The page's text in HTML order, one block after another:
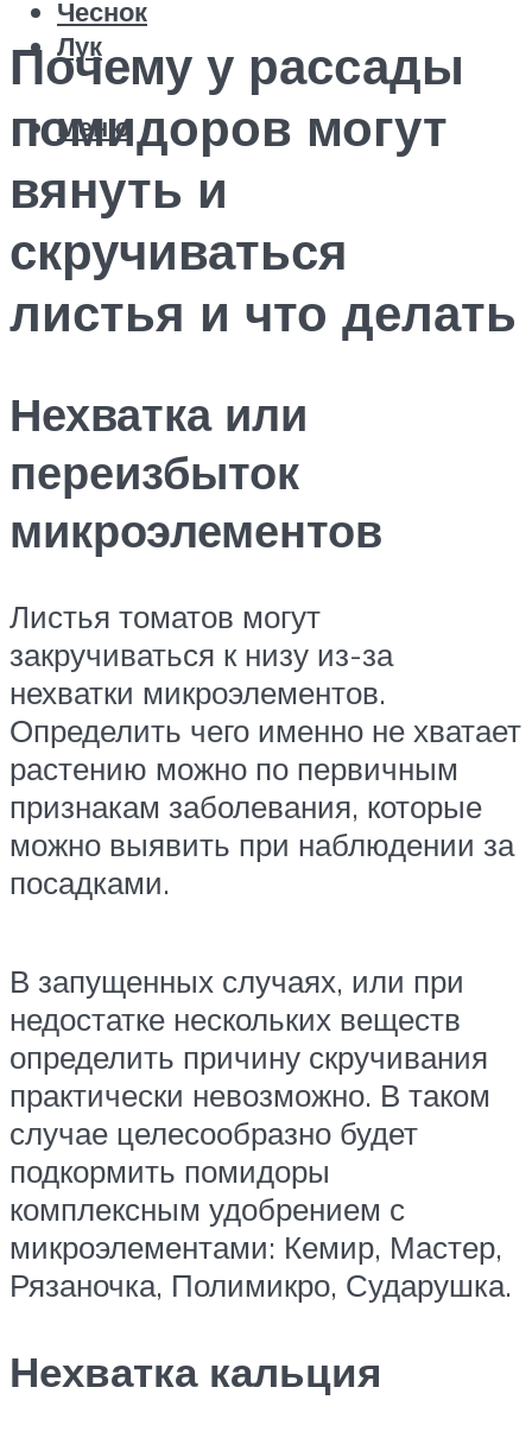
Чеснок
Лук
Меню
Почему у рассады
помидоров могут
вянуть и
скручиваться
листья и что делать
Нехватка или
переизбыток
микроэлементов
Листья томатов могут
закручиваться к низу из-за
нехватки микроэлементов.
Определить чего именно не хватает
растению можно по первичным
признакам заболевания, которые
можно выявить при наблюдении за
посадками.
В запущенных случаях, или при
недостатке нескольких веществ
определить причину скручивания
практически невозможно. В таком
случае целесообразно будет
подкормить помидоры
комплексным удобрением с
микроэлементами: Кемир, Мастер,
Рязаночка, Полимикро, Сударушка.
Нехватка кальция